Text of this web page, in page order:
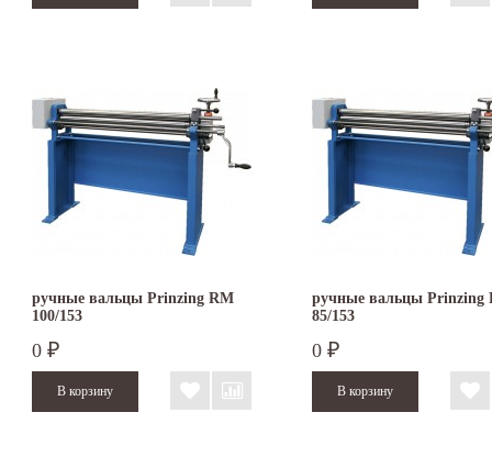
ручные вальцы Prinzing RM
100/153
0 ₽
ручные вальцы Prinzing
85/153
0 ₽